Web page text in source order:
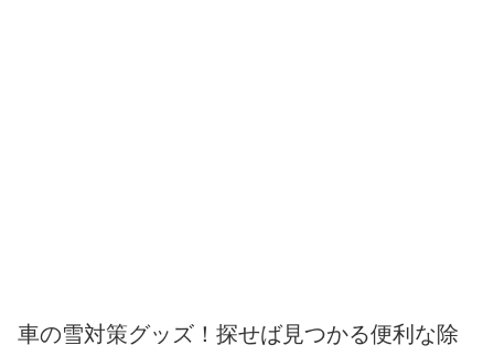
車の雪対策グッズ！探せば見つかる便利な除